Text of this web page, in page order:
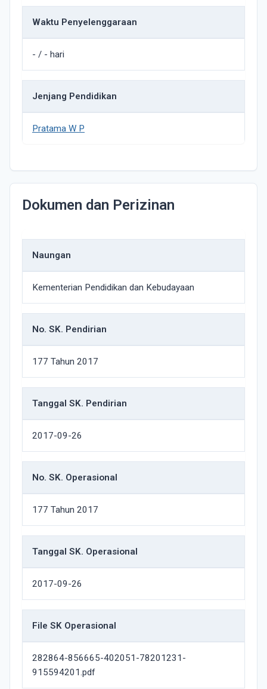
Waktu Penyelenggaraan
- / - hari
Jenjang Pendidikan
Pratama W P
Dokumen dan Perizinan
Naungan
Kementerian Pendidikan dan Kebudayaan
No. SK. Pendirian
177 Tahun 2017
Tanggal SK. Pendirian
2017-09-26
No. SK. Operasional
177 Tahun 2017
Tanggal SK. Operasional
2017-09-26
File SK Operasional
282864-856665-402051-78201231-
915594201.pdf